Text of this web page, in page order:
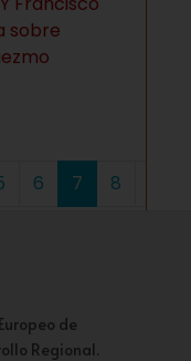
sobre
6 7 8
de
Regional.